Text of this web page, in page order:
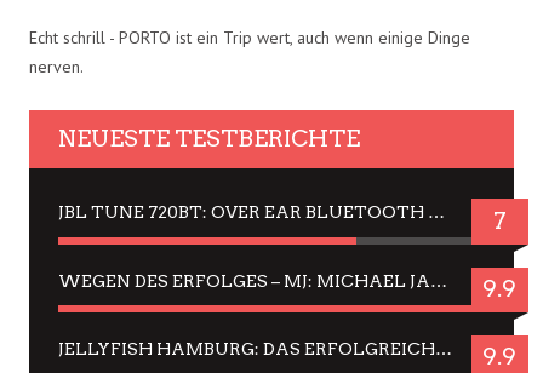
Echt schrill - PORTO ist ein Trip wert, auch wenn einige Dinge
nerven.
NEUESTE TESTBERICHTE
JBL TUNE 720BT: OVER EAR BLUETOOTH KOPFHÖRER UM DIE 50,-€ IM DAUER-TEST 7
WEGEN DES ERFOLGES – MJ: MICHAEL JACKSON MUSICAL IN EINER MATINEE SEHEN 9.9
JELLYFISH HAMBURG: DAS ERFOLGREICHE SOMMER-MENÜ 2025 IN GEFÜHLEN UND BILDERN 9.9